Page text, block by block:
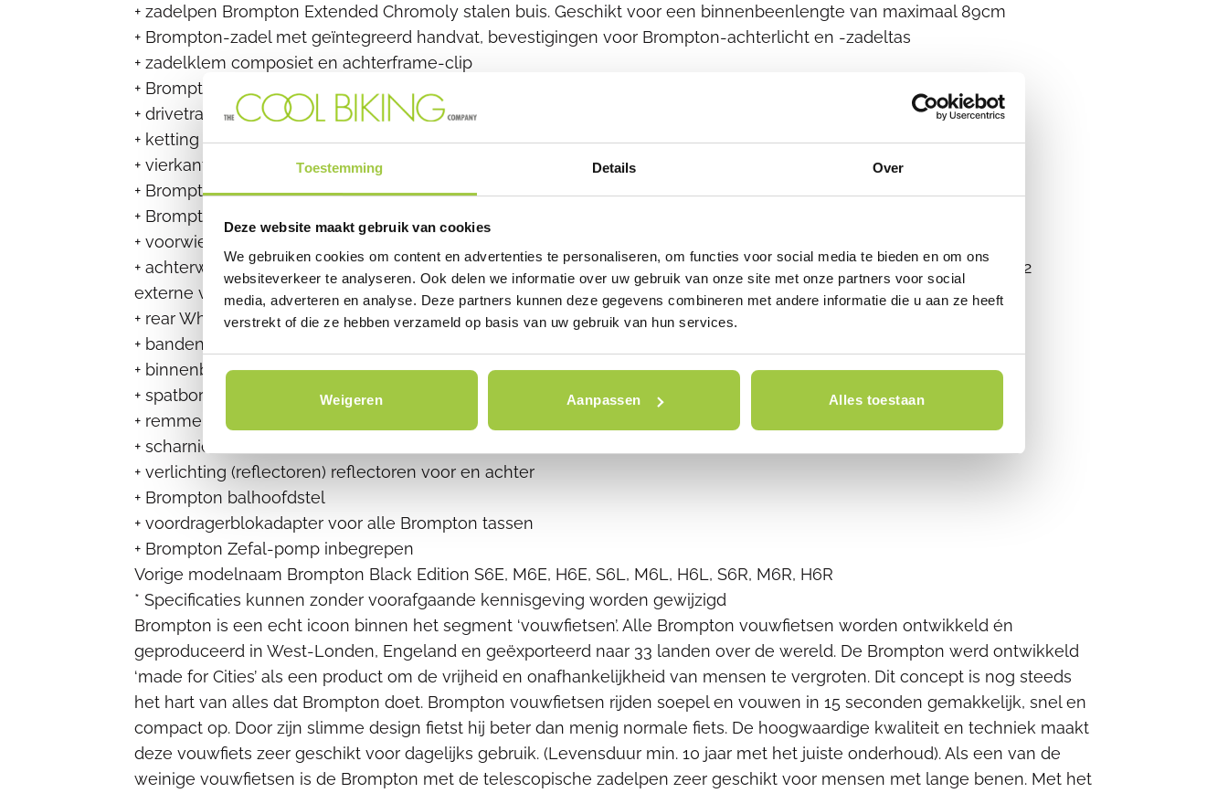
Toestemming Details Over
Deze website maakt gebruik van cookies
We gebruiken cookies om content en advertenties te personaliseren, om functies voor social media te bieden en om ons
websiteverkeer te analyseren. Ook delen we informatie over uw gebruik van onze site met onze partners voor social
media, adverteren en analyse. Deze partners kunnen deze gegevens combineren met andere informatie die u aan ze heeft
verstrekt of die ze hebben verzameld op basis van uw gebruik van hun services.
Weigeren Aanpassen Alles toestaan
+ zadelpen Brompton Extended Chromoly stalen buis. Geschikt voor een binnenbeenlengte van maximaal 89cm
+ Brompton-zadel met geïntegreerd handvat, bevestigingen voor Brompton-achterlicht en -zadeltas
+ zadelklem composiet en achterframe-clip
+ Brompton inklapbare linker- en niet-inklapbare rechterpedalen
+ drivetrain Brompton 6 versnellingen met groot bereik (2 x 3 versnellingen), 300% ratio.
+ ketting (6061) crank van gesmeed aluminium met 50T kettingblad en geïntegreerd kettingscherm
+ vierkant taps trapas
+ Brompton-kettinggeleider
+ Brompton triggershifters voor 2 en 3 versnellingen
+ voorwiel dubbelwandige velgen, 28 spaken geregen, Brompton-voornaaf
+ achterwiel dubbelwandige velgen, 28 spaken, Brompton Wide ratio 3 versnellingen interne versnellingsnaaf met 2
externe versnellingen (13 en 16 tanden)
+ rear Wheel Gear Hub 6 speed external gears (13 and 16 tooth)
+ banden 349 x 35C Schwalbe Marathon Racer. Een lekbestendige band met een reflecterende zijwand
+ binnenbanden Schraderventiel
+ spatborden met rubberen flap
+ remmen Brompton Dual Pivot remklauwen
+ scharnierklemmen hendels van de scharnierklem
+ verlichting (reflectoren) reflectoren voor en achter
+ Brompton balhoofdstel
+ voordragerblokadapter voor alle Brompton tassen
+ Brompton Zefal-pomp inbegrepen
Vorige modelnaam Brompton Black Edition S6E, M6E, H6E, S6L, M6L, H6L, S6R, M6R, H6R
* Specificaties kunnen zonder voorafgaande kennisgeving worden gewijzigd
Brompton is een echt icoon binnen het segment ‘vouwfietsen’. Alle Brompton vouwfietsen worden ontwikkeld én
geproduceerd in West-Londen, Engeland en geëxporteerd naar 33 landen over de wereld. De Brompton werd ontwikkeld
‘made for Cities’ als een product om de vrijheid en onafhankelijkheid van mensen te vergroten. Dit concept is nog steeds
het hart van alles dat Brompton doet. Brompton vouwfietsen rijden soepel en vouwen in 15 seconden gemakkelijk, snel en
compact op. Door zijn slimme design fietst hij beter dan menig normale fiets. De hoogwaardige kwaliteit en techniek maakt
deze vouwfiets zeer geschikt voor dagelijks gebruik. (Levensduur min. 10 jaar met het juiste onderhoud). Als een van de
weinige vouwfietsen is de Brompton met de telescopische zadelpen zeer geschikt voor mensen met lange benen. Met het